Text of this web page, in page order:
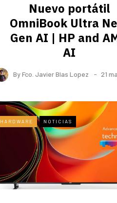
Nuevo portátil
OmniBook Ultra
Gen AI | HP and
AI
ByFco. Javier Blas Lopez 21
HARDWARE NOTICIAS